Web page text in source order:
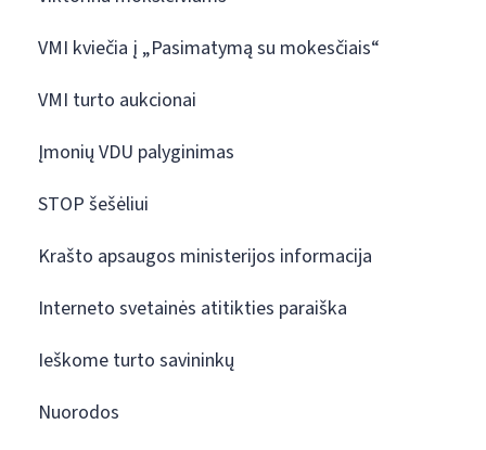
VMI kviečia į „Pasimatymą su mokesčiais“
VMI turto aukcionai
Įmonių VDU palyginimas
STOP šešėliui
Krašto apsaugos ministerijos informacija
Interneto svetainės atitikties paraiška
Ieškome turto savininkų
Nuorodos